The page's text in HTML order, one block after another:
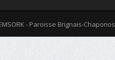
- Paroisse Brignais-